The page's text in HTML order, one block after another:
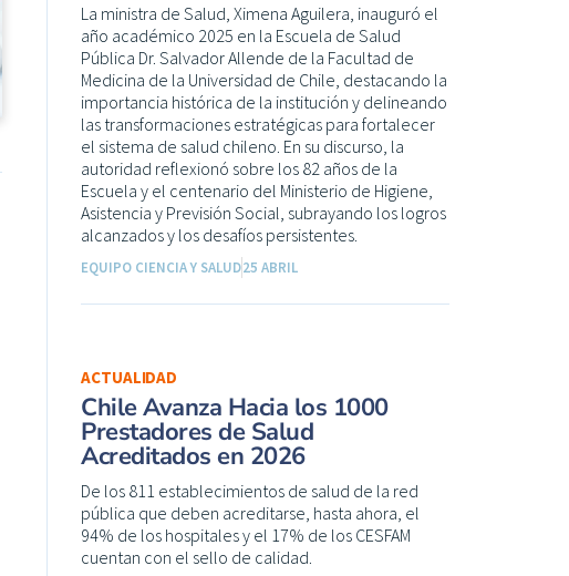
La ministra de Salud, Ximena Aguilera, inauguró el
año académico 2025 en la Escuela de Salud
Pública Dr. Salvador Allende de la Facultad de
Medicina de la Universidad de Chile, destacando la
importancia histórica de la institución y delineando
las transformaciones estratégicas para fortalecer
el sistema de salud chileno. En su discurso, la
autoridad reflexionó sobre los 82 años de la
Escuela y el centenario del Ministerio de Higiene,
Asistencia y Previsión Social, subrayando los logros
alcanzados y los desafíos persistentes.
EQUIPO CIENCIA Y SALUD25 ABRIL
ACTUALIDAD
Chile Avanza Hacia los 1000
Prestadores de Salud
Acreditados en 2026
De los 811 establecimientos de salud de la red
pública que deben acreditarse, hasta ahora, el
94% de los hospitales y el 17% de los CESFAM
cuentan con el sello de calidad.